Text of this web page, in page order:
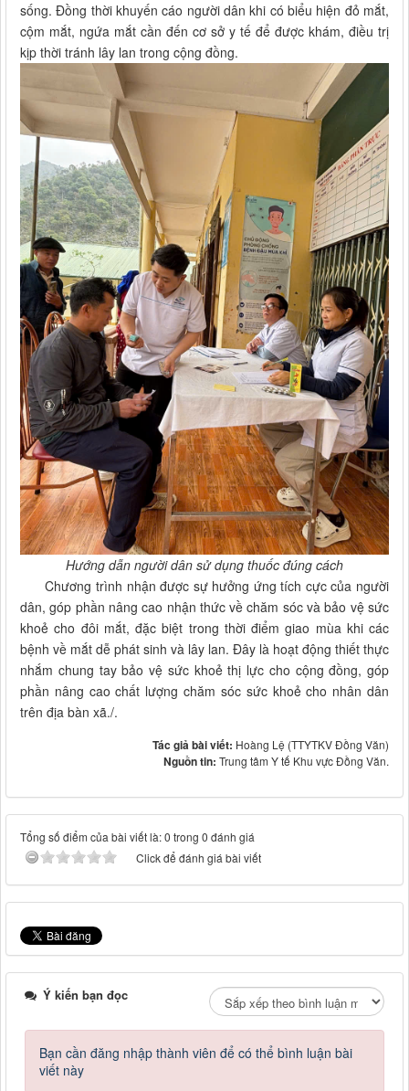
sống. Đồng thời khuyến cáo người dân khi có biểu hiện đỏ mắt,
cộm mắt, ngứa mắt cần đến cơ sở y tế để được khám, điều trị
kịp thời tránh lây lan trong cộng đồng.
Hướng dẫn người dân sử dụng thuốc đúng cách
Chương trình nhận được sự hưởng ứng tích cực của người
dân, góp phần nâng cao nhận thức về chăm sóc và bảo vệ sức
khoẻ cho đôi mắt, đặc biệt trong thời điểm giao mùa khi các
bệnh về mắt dễ phát sinh và lây lan. Đây là hoạt động thiết thực
nhắm chung tay bảo vệ sức khoẻ thị lực cho cộng đồng, góp
phần nâng cao chất lượng chăm sóc sức khoẻ cho nhân dân
trên địa bàn xã./.
Tác giả bài viết: Hoàng Lệ (TTYTKV Đồng Văn)
Nguồn tin: Trung tâm Y tế Khu vực Đồng Văn.
Tổng số điểm của bài viết là: 0 trong 0 đánh giá
Click để đánh giá bài viết
Ý kiến bạn đọc
Bạn cần đăng nhập thành viên để có thể bình luận bài
viết này